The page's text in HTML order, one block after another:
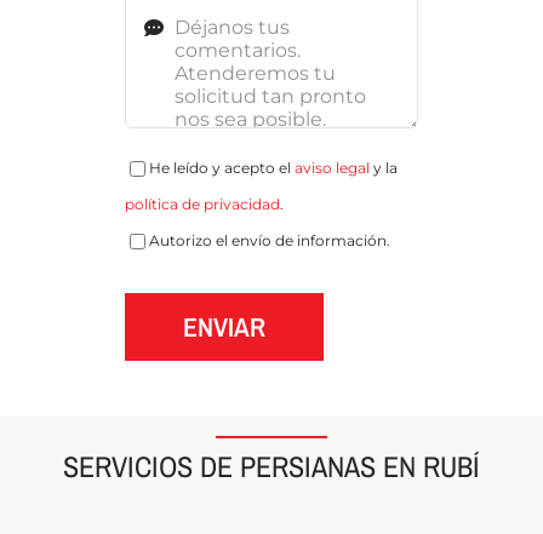
He leído y acepto elaviso legal y la
política de privacidad.
Autorizo el envío de información.
ENVIAR
SERVICIOS DE PERSIANAS EN RUBÍ